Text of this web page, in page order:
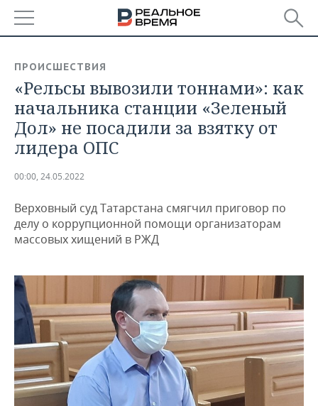
БАШКОРТОСТАН
ТАТАРСТАН
УДМУРТИЯ
НОВОСТИ
АНАЛИТИКА
НОВОСТИ АНАЛИТИКИ
ДЕКЛАРАЦИИ О ДОХОДАХ
КОРОЛИ ГОСЗАКАЗА ПФО
ВУЗЫ ТАТАРСТАНА
КОМУ ПРИНАДЛЕЖАТ
ТОРГОВЫЕ ЦЕНТРЫ
ТАТАРСТАНА
ЭКОНОМИКА
НОВОСТИ ЭКОНОМИКИ
ФИНАНСЫ
БАНКИ
БЮДЖЕТ
ИНВЕСТИЦИИ
ПРОМЫШЛЕННОСТЬ
НОВОСТИ
ПРОМЫШЛЕННОСТИ
МАШИНОСТРОЕНИЕ
НЕФТЕХИМИЯ
ОПК
НЕДВИЖИМОСТЬ
НОВОСТИ НЕДВИЖИМОСТИ
АВТО
НОВОСТИ АВТО
БИЗНЕС
НОВОСТИ БИЗНЕСА
РОЗНИЧНАЯ ТОРГОВЛЯ
ТРАНСПОРТ
ТЕХНОЛОГИИ
НОВОСТИ ТЕХНОЛОГИЙ
IT
МЕРОПРИЯТИЯ
НОВОСТИ МЕРОПРИЯТИЙ
СПОРТ
ПРОИСШЕСТВИЯ
«Рельсы вывозили тоннами»: как
начальника станции «Зеленый
Дол» не посадили за взятку от
лидера ОПС
00:00, 24.05.2022
Верховный суд Татарстана смягчил приговор по
делу о коррупционной помощи организаторам
массовых хищений в РЖД